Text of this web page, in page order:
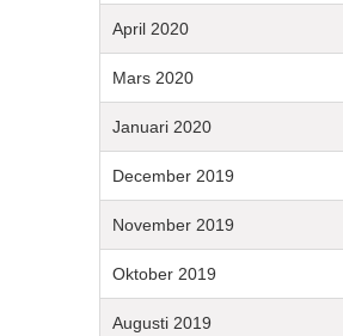
April 2020
Mars 2020
Januari 2020
December 2019
November 2019
Oktober 2019
Augusti 2019